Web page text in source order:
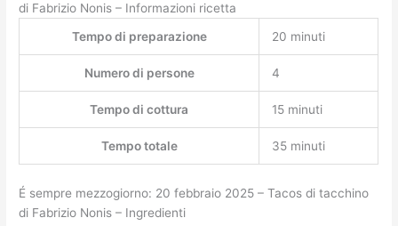
di Fabrizio Nonis – Informazioni ricetta
Tempo di preparazione
20 minuti
Numero di persone 4
Tempo di cottura 15 minuti
Tempo totale 35 minuti
É sempre mezzogiorno: 20 febbraio 2025 – Tacos di tacchino
di Fabrizio Nonis – Ingredienti